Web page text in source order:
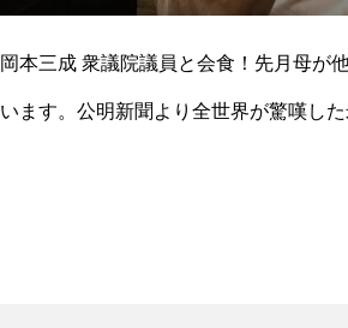
岡本三成 衆議院議員と会食！先月母が
います。公明新聞より全世界が驚嘆し